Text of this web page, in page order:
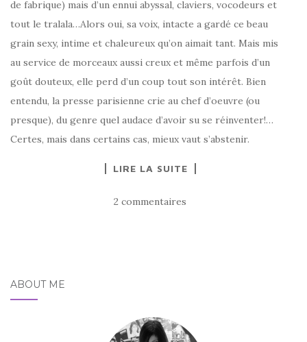
de fabrique) mais d’un ennui abyssal, claviers, vocodeurs et
tout le tralala…Alors oui, sa voix, intacte a gardé ce beau
grain sexy, intime et chaleureux qu’on aimait tant. Mais mis
au service de morceaux aussi creux et même parfois d’un
goût douteux, elle perd d’un coup tout son intérêt. Bien
entendu, la presse parisienne crie au chef d’oeuvre (ou
presque), du genre quel audace d’avoir su se réinventer!…
Certes, mais dans certains cas, mieux vaut s’abstenir.
LIRE LA SUITE
2 commentaires
ABOUT ME